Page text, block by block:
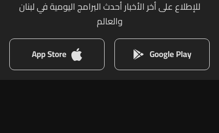
للإطلاع على أخر الأخبار أحدث البرامج اليومية في لبنان
والعالم
Google Play
App Store